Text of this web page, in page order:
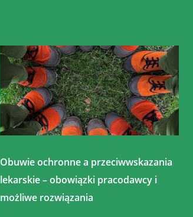
Obuwie ochronne a przeciwwskazania
lekarskie – obowiązki pracodawcy i
możliwe rozwiązania